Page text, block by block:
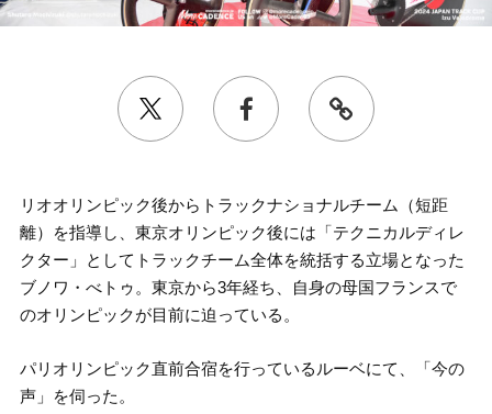
リオオリンピック後からトラックナショナルチーム（短距
離）を指導し、東京オリンピック後には「テクニカルディレ
クター」としてトラックチーム全体を統括する立場となった
ブノワ・べトゥ。東京から3年経ち、自身の母国フランスで
のオリンピックが目前に迫っている。
パリオリンピック直前合宿を行っているルーベにて、「今の
声」を伺った。